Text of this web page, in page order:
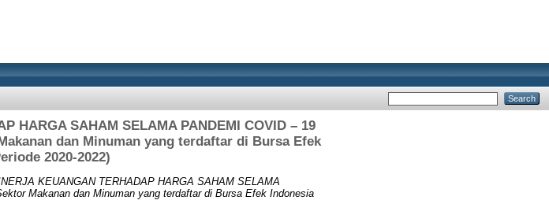
HARGA SAHAM SELAMA PANDEMI COVID – 19
dan Minuman yang terdaftar di Bursa Efek
2020-2022)
KEUANGAN TERHADAP HARGA SAHAM SELAMA
Makanan dan Minuman yang terdaftar di Bursa Efek Indonesia